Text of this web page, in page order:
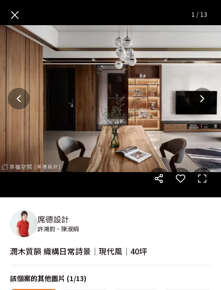
潤木質韻 織構日常詩景│現代
× 1 / 13
席德設計
許鴻鈞、陳淑絹
潤木質韻 織構日常詩景│現代風│40坪
該個案的其他圖片 (1/13)